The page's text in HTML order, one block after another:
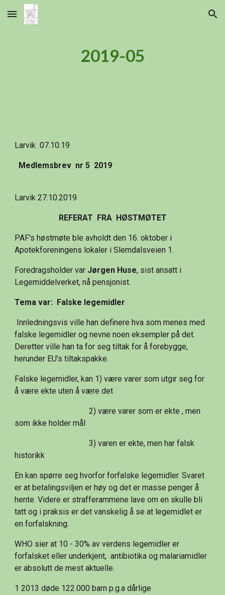
Skip to main content Skip to navigation
2019-05
Larvik  07.10.19
Medlemsbrev  nr 5  2019
Larvik 27.10.2019
REFERAT  FRA  HØSTMØTET
PAF's høstmøte ble avholdt den 16. oktober i
Apotekforeningens lokaler i Slemdalsveien 1.
Foredragsholder var Jørgen Huse, sist ansatt i
Legemiddelverket, nå pensjonist.
Tema var:  Falske legemidler
falske legemidler og nevne noen eksempler på det.
Deretter ville han ta for seg tiltak for å forebygge,
herunder EU's tiltakspakke.
Falske legemidler, kan 1) være varer som utgir seg for
å være ekte uten å være det
                                     2) være varer som er ekte , men
som ikke holder mål
                                     3) varen er ekte, men har falsk
historikk
En kan spørre seg hvorfor forfalske legemidler. Svaret
er at betalingsviljen er høy og det er masse penger å
hente. Videre er strafferammene lave om en skulle bli
tatt og i praksis er det vanskelig å se at legemidlet er
en forfalskning.
WHO sier at 10 - 30% av verdens legemidler er
forfalsket eller underkjent,  antibiotika og malariamidler
er absolutt de mest aktuelle.
1 2013 døde 122.000 barn p.g.a dårlige